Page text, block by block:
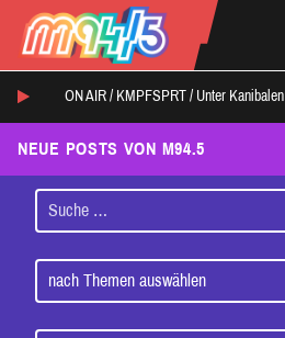
ON AIR / KMPFSPRT / Unter Kanibalen
NEUE POSTS VON M94.5